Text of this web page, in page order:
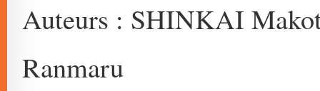
Auteurs : SHINKAI
Ranmaru